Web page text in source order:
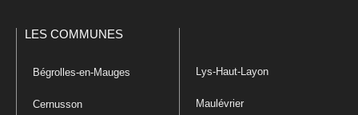
LES COMMUNES
Bégrolles-en-Mauges
Cernusson
Lys-Haut-Layon
Maulévrier